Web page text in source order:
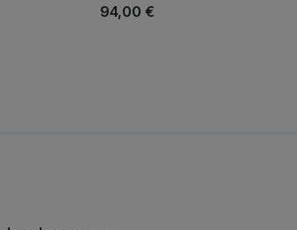
Sie haben es sich verdient!
94,00 €